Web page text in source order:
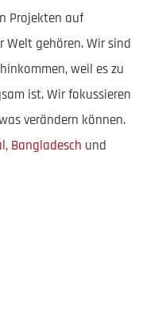
Projekten auf
Welt gehören. Wir sind
weil es zu
ist. Wir fokussieren
verändern können.
Bangladesch und